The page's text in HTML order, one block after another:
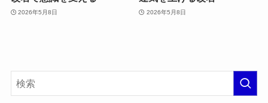
2026年5月8日 2026年5月8日